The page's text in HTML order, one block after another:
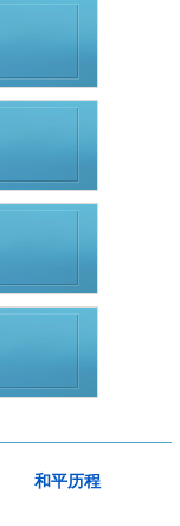
和平历程